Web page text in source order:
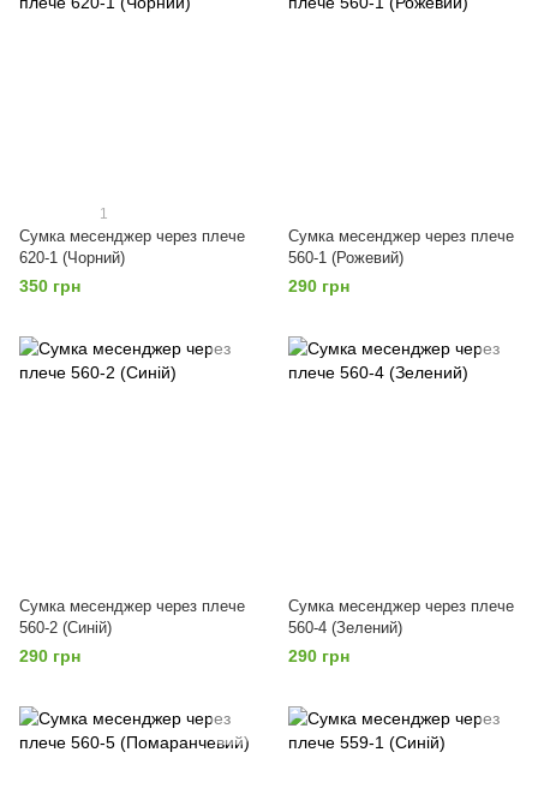
1
Сумка месенджер через плече
620-1 (Чорний)
350 грн
Сумка месенджер через плече
560-1 (Рожевий)
290 грн
Сумка месенджер через плече
560-2 (Синій)
290 грн
Сумка месенджер через плече
560-4 (Зелений)
290 грн